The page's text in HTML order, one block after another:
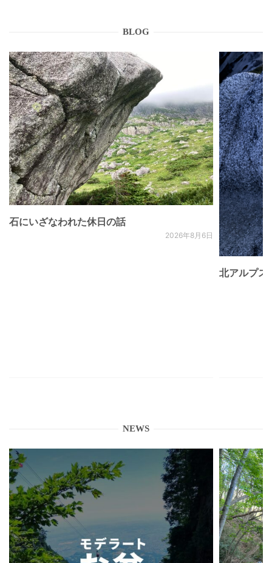
BLOG
石にいざなわれた休日の話
2026年8月6日
北アルプ
NEWS